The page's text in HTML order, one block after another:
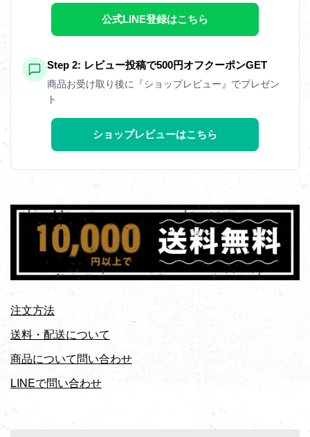
公式LINE登録はこちら
Step 2: レビュー投稿で500円オフクーポンGET
商品お受け取り後に『ショップレビュー』でプレゼン
ト
ショップレビューはこちら
注文方法
送料・配送について
商品について問い合わせ
LINEで問い合わせ